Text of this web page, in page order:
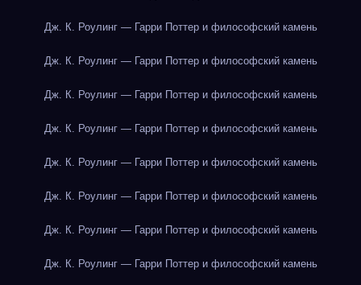
Дж. К. Роулинг — Гарри Поттер и философский камень
Дж. К. Роулинг — Гарри Поттер и философский камень
Дж. К. Роулинг — Гарри Поттер и философский камень
Дж. К. Роулинг — Гарри Поттер и философский камень
Дж. К. Роулинг — Гарри Поттер и философский камень
Дж. К. Роулинг — Гарри Поттер и философский камень
Дж. К. Роулинг — Гарри Поттер и философский камень
Дж. К. Роулинг — Гарри Поттер и философский камень